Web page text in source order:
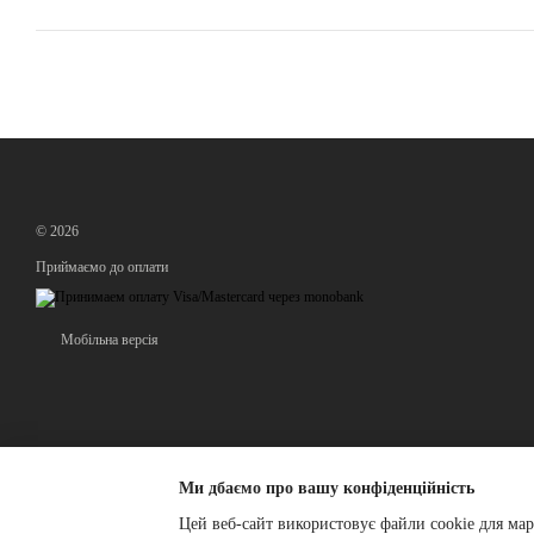
© 2026
Приймаємо до оплати
Мобільна версія
Ми дбаємо про вашу конфіденційність
Цей веб-сайт використовує файли cookie для